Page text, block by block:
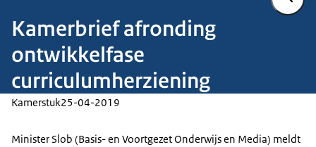
Kamerbrief afronding
ontwikkelfase
curriculumherziening
Kamerstuk25-04-2019
Minister Slob (Basis- en Voortgezet Onderwijs en Media) meldt